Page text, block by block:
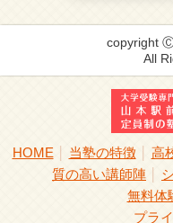
copyright Ⓒ
All
HOME 当塾の特徴│ 高
質の高い講師陣
無料体
プラ